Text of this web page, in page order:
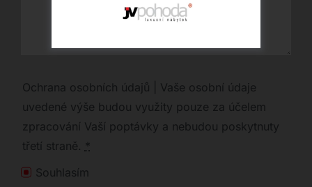
Ochrana osobních údajů | Vaše osobní údaje
uvedené výše budou využity pouze za účelem
zpracování Vaší poptávky a nebudou poskytnuty
třetí straně. *
Souhlasím